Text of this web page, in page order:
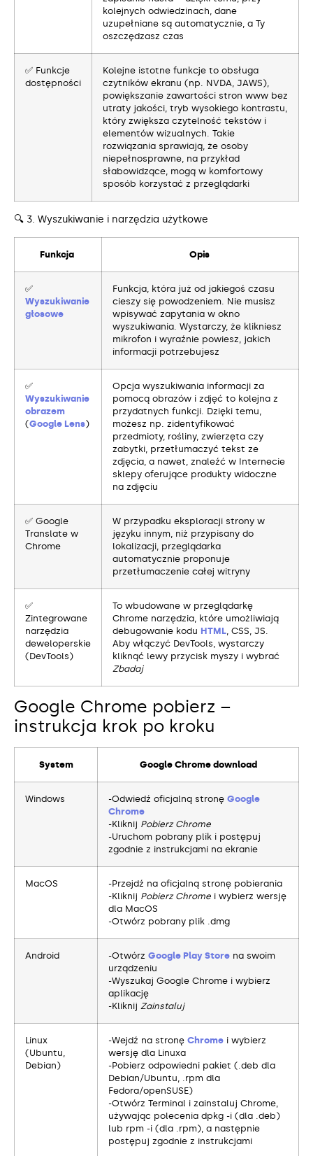
kolejnych odwiedzinach, dane
uzupełniane są automatycznie, a Ty
oszczędzasz czas
✅ Funkcje
dostępności
Kolejne istotne funkcje to obsługa
czytników ekranu (np. NVDA, JAWS),
powiększanie zawartości stron www bez
utraty jakości, tryb wysokiego kontrastu,
który zwiększa czytelność tekstów i
elementów wizualnych. Takie
rozwiązania sprawiają, że osoby
niepełnosprawne, na przykład
słabowidzące, mogą w komfortowy
sposób korzystać z przeglądarki
🔍 3. Wyszukiwanie i narzędzia użytkowe
Funkcja Opis
✅
Wyszukiwanie
głosowe
Funkcja, która już od jakiegoś czasu
cieszy się powodzeniem. Nie musisz
wpisywać zapytania w okno
wyszukiwania. Wystarczy, że klikniesz
mikrofon i wyraźnie powiesz, jakich
informacji potrzebujesz
✅
Wyszukiwanie
obrazem
(Google Lens)
Opcja wyszukiwania informacji za
pomocą obrazów i zdjęć to kolejna z
przydatnych funkcji. Dzięki temu,
możesz np. zidentyfikować
przedmioty, rośliny, zwierzęta czy
zabytki, przetłumaczyć tekst ze
zdjęcia, a nawet, znaleźć w Internecie
sklepy oferujące produkty widoczne
na zdjęciu
✅ Google
Translate w
Chrome
W przypadku eksploracji strony w
języku innym, niż przypisany do
lokalizacji, przeglądarka
automatycznie proponuje
przetłumaczenie całej witryny
✅
Zintegrowane
narzędzia
deweloperskie
(DevTools)
To wbudowane w przeglądarkę
Chrome narzędzia, które umożliwiają
debugowanie kodu HTML , CSS, JS.
Aby włączyć DevTools, wystarczy
kliknąć lewy przycisk myszy i wybrać
Zbadaj
Google Chrome pobierz –
instrukcja krok po kroku
System Google Chrome download
Windows -Odwiedź oficjalną stronę Google
Chrome
-Kliknij Pobierz Chrome
-Uruchom pobrany plik i postępuj
zgodnie z instrukcjami na ekranie
MacOS
-Przejdź na oficjalną stronę pobierania
-Kliknij Pobierz Chrome i wybierz wersję
dla MacOS
-Otwórz pobrany plik .dmg
Android -Otwórz Google Play Store na swoim
urządzeniu
-Wyszukaj Google Chrome i wybierz
aplikację
-Kliknij Zainstaluj
Linux
(Ubuntu,
Debian)
-Wejdź na stronę Chrome i wybierz
wersję dla Linuxa
-Pobierz odpowiedni pakiet (.deb dla
Debian/Ubuntu, .rpm dla
Fedora/openSUSE)
-Otwórz Terminal i zainstaluj Chrome,
używając polecenia dpkg -i (dla .deb)
lub rpm -i (dla .rpm), a następnie
postępuj zgodnie z instrukcjami